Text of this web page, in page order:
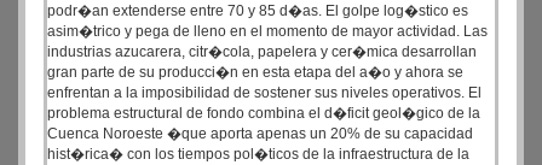
podr�an extenderse entre 70 y 85 d�as. El golpe log�stico es
asim�trico y pega de lleno en el momento de mayor actividad. Las
industrias azucarera, citr�cola, papelera y cer�mica desarrollan
gran parte de su producci�n en esta etapa del a�o y ahora se
enfrentan a la imposibilidad de sostener sus niveles operativos. El
problema estructural de fondo combina el d�ficit geol�gico de la
Cuenca Noroeste �que aporta apenas un 20% de su capacidad
hist�rica� con los tiempos pol�ticos de la infraestructura de la